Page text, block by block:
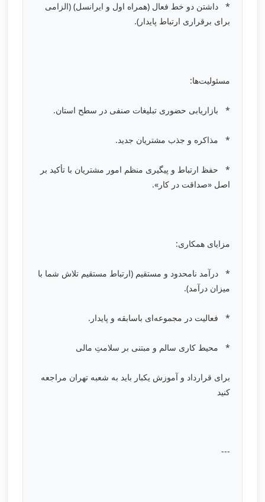
* داشتن دو خط فعال (همراه اول و ایرانسل) (الزامی
برای برقراری ارتباط پایدار).
مسئولیت‌ها:
* بازاریابی حضوری تبلیغات صنفی در سطح استان.
* مذاکره و جذب مشتریان جدید.
* حفظ ارتباط و پیگیری منظم امور مشتریان با تأکید بر
اصل «صداقت در کار».
مزایای همکاری:
* درآمد نامحدود و مستقیم (ارتباط مستقیم تلاش شما با
میزان درآمد).
* فعالیت در مجموعه‌ای باسابقه و پایدار.
* محیط کاری سالم و مبتنی بر سلامتِ مالی
برای قرارداد و آموزش یکبار باید به شعبه تهران مراجعه
کنید
---